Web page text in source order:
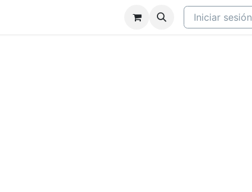
FAQs CONTACTOIniciar sesión